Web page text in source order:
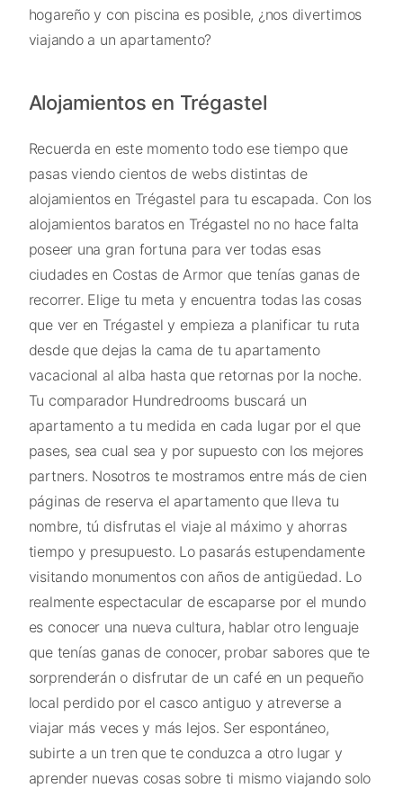
hogareño y con piscina es posible, ¿nos divertimos
viajando a un apartamento?
Alojamientos en Trégastel
Recuerda en este momento todo ese tiempo que
pasas viendo cientos de webs distintas de
alojamientos en Trégastel para tu escapada. Con los
alojamientos baratos en Trégastel no no hace falta
poseer una gran fortuna para ver todas esas
ciudades en Costas de Armor que tenías ganas de
recorrer. Elige tu meta y encuentra todas las cosas
que ver en Trégastel y empieza a planificar tu ruta
desde que dejas la cama de tu apartamento
vacacional al alba hasta que retornas por la noche.
Tu comparador Hundredrooms buscará un
apartamento a tu medida en cada lugar por el que
pases, sea cual sea y por supuesto con los mejores
partners. Nosotros te mostramos entre más de cien
páginas de reserva el apartamento que lleva tu
nombre, tú disfrutas el viaje al máximo y ahorras
tiempo y presupuesto. Lo pasarás estupendamente
visitando monumentos con años de antigüedad. Lo
realmente espectacular de escaparse por el mundo
es conocer una nueva cultura, hablar otro lenguaje
que tenías ganas de conocer, probar sabores que te
sorprenderán o disfrutar de un café en un pequeño
local perdido por el casco antiguo y atreverse a
viajar más veces y más lejos. Ser espontáneo,
subirte a un tren que te conduzca a otro lugar y
aprender nuevas cosas sobre ti mismo viajando solo